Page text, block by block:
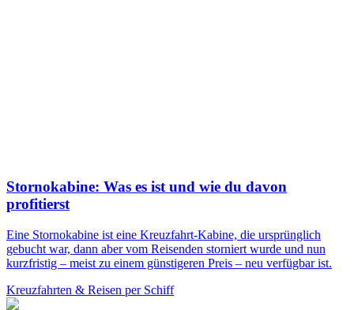
Stornokabine: Was es ist und wie du davon
profitierst
Eine Stornokabine ist eine Kreuzfahrt-Kabine, die ursprünglich
gebucht war, dann aber vom Reisenden storniert wurde und nun
kurzfristig – meist zu einem günstigeren Preis – neu verfügbar ist.
Kreuzfahrten & Reisen per Schiff